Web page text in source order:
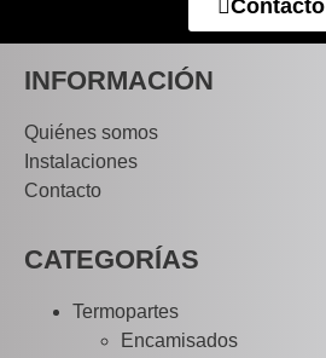
Contacto
INFORMACIÓN
Quiénes somos
Instalaciones
Contacto
CATEGORÍAS
Termopartes
Encamisados